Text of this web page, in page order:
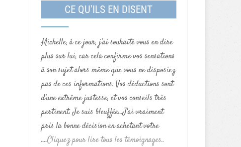
CE QU'ILS EN DISENT
Michelle, à ce jour, j’ai souhaité vous en dire
plus sur lui, car cela confirme vos sensations
à son sujet alors même que vous ne disposiez
pas de ces informations. Vos déductions sont
d’une extrême justesse, et vos conseils très
pertinent. Je suis bleuffée...J'ai vraiment
pris la bonne décision en achetant votre
....Cliquez pour lire tous les témoignages..